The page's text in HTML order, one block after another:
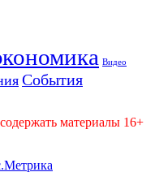
Видео
События
материалы 16+